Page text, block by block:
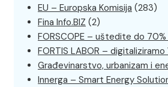
EU – Europska Komisija (283)
Fina Info.BIZ (2)
FORSCOPE – uštedite do
FORTIS LABOR – digitaliziramo
Građevinarstvo, urbanizam i
Innerga – Smart Energy